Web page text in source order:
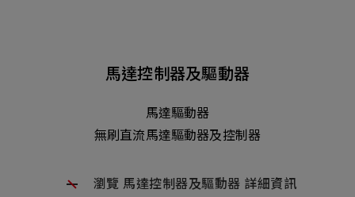
馬達控制器及驅動器
馬達驅動器
無刷直流馬達驅動器及控制器
瀏覽 馬達控制器及驅動器 詳細資訊